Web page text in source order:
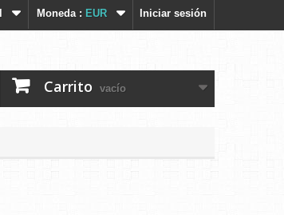
Iniciar sesión
Moneda : EUR
Carrito vacío